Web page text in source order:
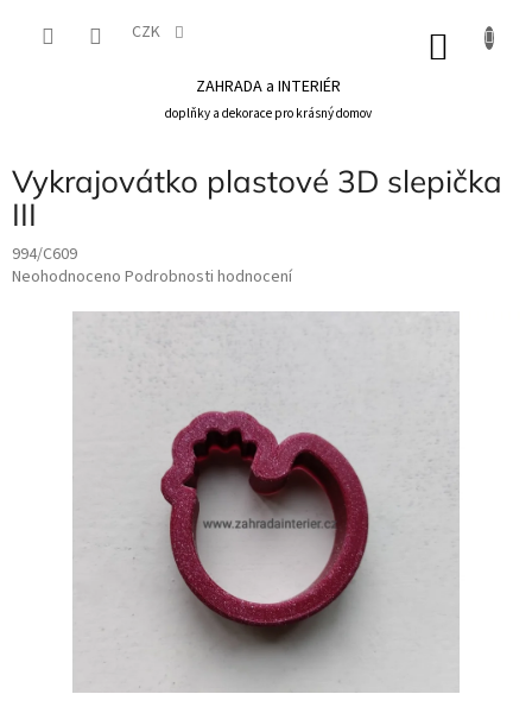
CZK
ZAHRADA a INTERIÉR
doplňky a dekorace pro krásný domov
Vykrajovátko plastové 3D slepička
III
994/C609
Průměrné
Neohodnoceno Podrobnosti hodnocení